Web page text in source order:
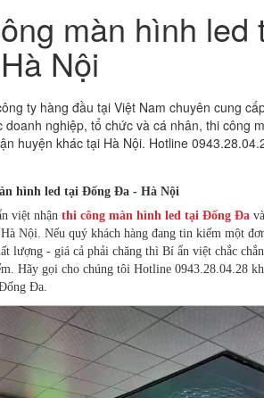
màn hình led
Nội
ty hàng đầu tại Việt Nam chuyên cung
doanh nghiệp, tổ chức và cá nhân, thi công
huyện khác tại Hà Nội. Hotline
hình led tại Đống Đa - Hà Nội
việt nhận thi công màn hình led tại Đống Đavà
Nội. Nếu quý khách hàng đang tin kiếm một
lượng - giá cả phải chăng thì Bí ẩn việt chắc
Hãy gọi cho chúng tôi Hotline 0943.28.04.28
Đa.